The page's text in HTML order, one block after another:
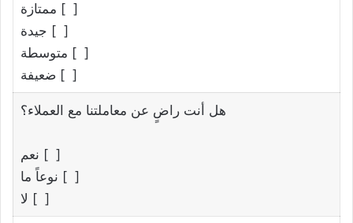
[ ] ممتازة
[ ] جيدة
[ ] متوسطة
[ ] ضعيفة
هل أنت راضٍ عن معاملتنا مع العملاء؟
[ ] نعم
[ ] نوعاً ما
[ ] لا